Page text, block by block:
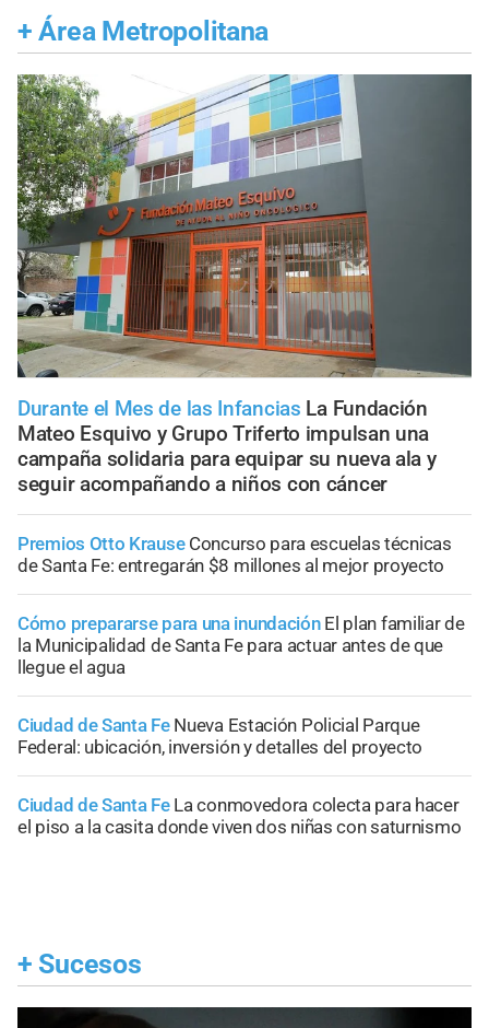
+ Área Metropolitana
Durante el Mes de las Infancias La Fundación
Mateo Esquivo y Grupo Triferto impulsan una
campaña solidaria para equipar su nueva ala y
seguir acompañando a niños con cáncer
Premios Otto Krause Concurso para escuelas técnicas
de Santa Fe: entregarán $8 millones al mejor proyecto
Cómo prepararse para una inundación El plan familiar de
la Municipalidad de Santa Fe para actuar antes de que
llegue el agua
Ciudad de Santa Fe Nueva Estación Policial Parque
Federal: ubicación, inversión y detalles del proyecto
Ciudad de Santa Fe La conmovedora colecta para hacer
el piso a la casita donde viven dos niñas con saturnismo
+ Sucesos